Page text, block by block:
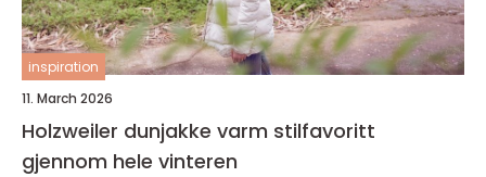
inspiration
11. March 2026
Holzweiler dunjakke varm stilfavoritt
gjennom hele vinteren